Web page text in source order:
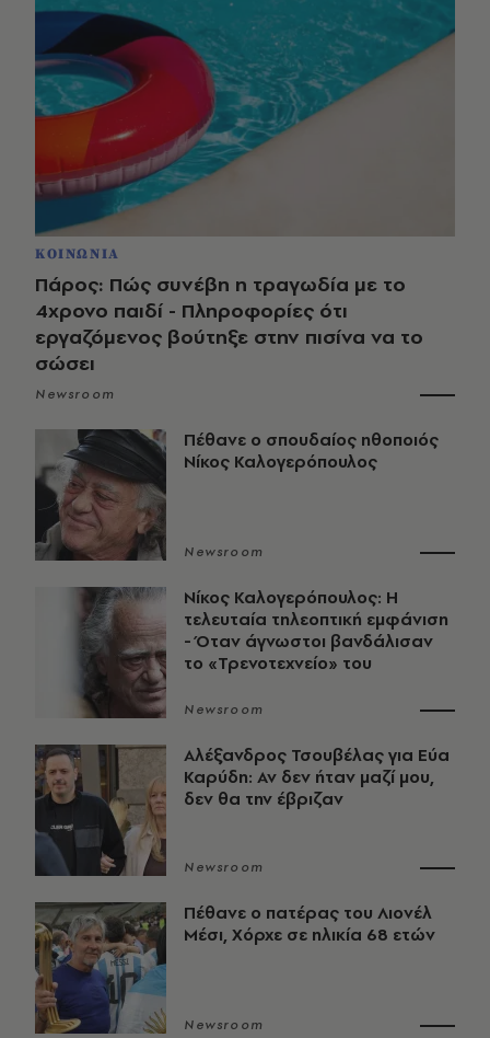
ΚΟΙΝΩΝΙΑ
Πάρος: Πώς συνέβη η τραγωδία με το
4χρονο παιδί - Πληροφορίες ότι
εργαζόμενος βούτηξε στην πισίνα να το
σώσει
Newsroom
Πέθανε ο σπουδαίος ηθοποιός
Νίκος Καλογερόπουλος
Newsroom
Νίκος Καλογερόπουλος: Η
τελευταία τηλεοπτική εμφάνιση
- Όταν άγνωστοι βανδάλισαν
το «Τρενοτεχνείο» του
Newsroom
Αλέξανδρος Τσουβέλας για Εύα
Καρύδη: Αν δεν ήταν μαζί μου,
δεν θα την έβριζαν
Newsroom
Πέθανε ο πατέρας του Λιονέλ
Μέσι, Χόρχε σε ηλικία 68 ετών
Newsroom